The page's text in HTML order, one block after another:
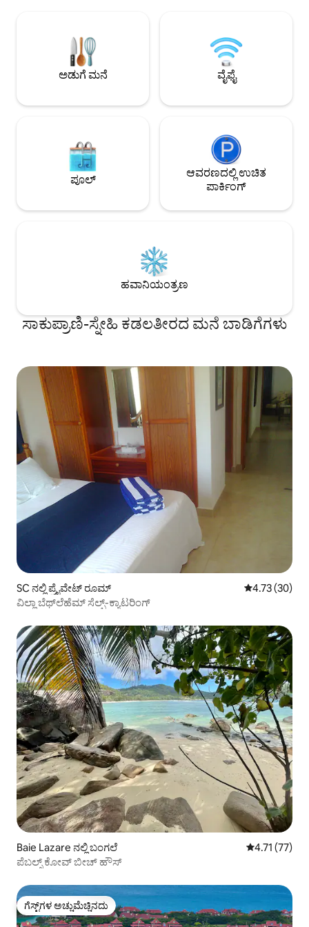
ವಯಸ್ಕರು ಅಥವಾ 2 ವಯಸ್ಕರು ಮತ್ತು 2 ಮಕ್ಕಳಿಗೆ
ಬಾಲ್ಕನಿ,
ಮತ್ತು ಪ್ರಾಪರ್ಟಿಯಲ್ಲಿ
ಅನ್ನು ಹೊಂದಿದೆ.
ಅಡುಗೆ ಮನೆ ವೈಫೈ
ಪೂಲ್
ಆವರಣದಲ್ಲಿ ಉಚಿತ
ಪಾರ್ಕಿಂಗ್
ಹವಾನಿಯಂತ್ರಣ
ಸಾಕುಪ್ರಾಣಿ-ಸ್ನೇಹಿ ಕಡಲತೀರದ ಮನೆ ಬಾಡಿಗೆಗಳು
SC ನಲ್ಲಿ ಪ್ರೈವೇಟ್ ರೂಮ್ 5 ರಲ್ಲಿ 4.73
4.73 (30)
ವಿಲ್ಲಾ ಬೆಥ್‌ಲೆಹೆಮ್ ಸೆಲ್ಫ್-ಕ್ಯಾಟರಿಂಗ್
Baie Lazare ನಲ್ಲಿ ಬಂಗಲೆ 5 ರಲ್ಲಿ 4.71
4.71 (77)
ಪೆಬಲ್ಸ್ ಕೋವ್ ಬೀಚ್ ಹೌಸ್
ಗೆಸ್ಟ್‌ಗಳ ಅಚ್ಚುಮೆಚ್ಚಿನದು
ಗೆಸ್ಟ್‌ಗಳ ಅಚ್ಚುಮೆಚ್ಚಿನದು